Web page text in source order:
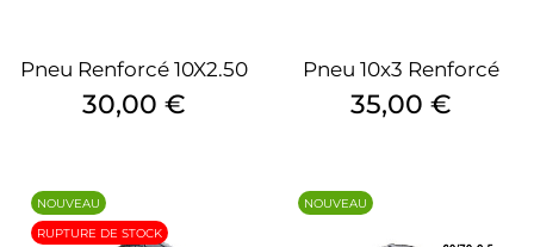
Pneu Renforcé 10X2.50
Prix
30,00 €
Pneu 10x3 Renforcé
Prix
35,00 €
NOUVEAU
RUPTURE DE STOCK
NOUVEAU